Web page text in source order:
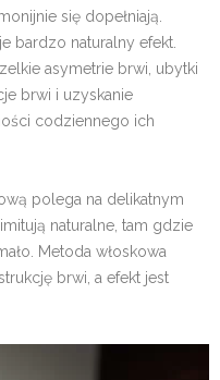
się dopełniają.
bardzo naturalny efekt.
asymetrie brwi, ubytki
brwi i uzyskanie
codziennego ich
polega na delikatnym
naturalne, tam gdzie
Metoda włoskowa
brwi, a efekt jest